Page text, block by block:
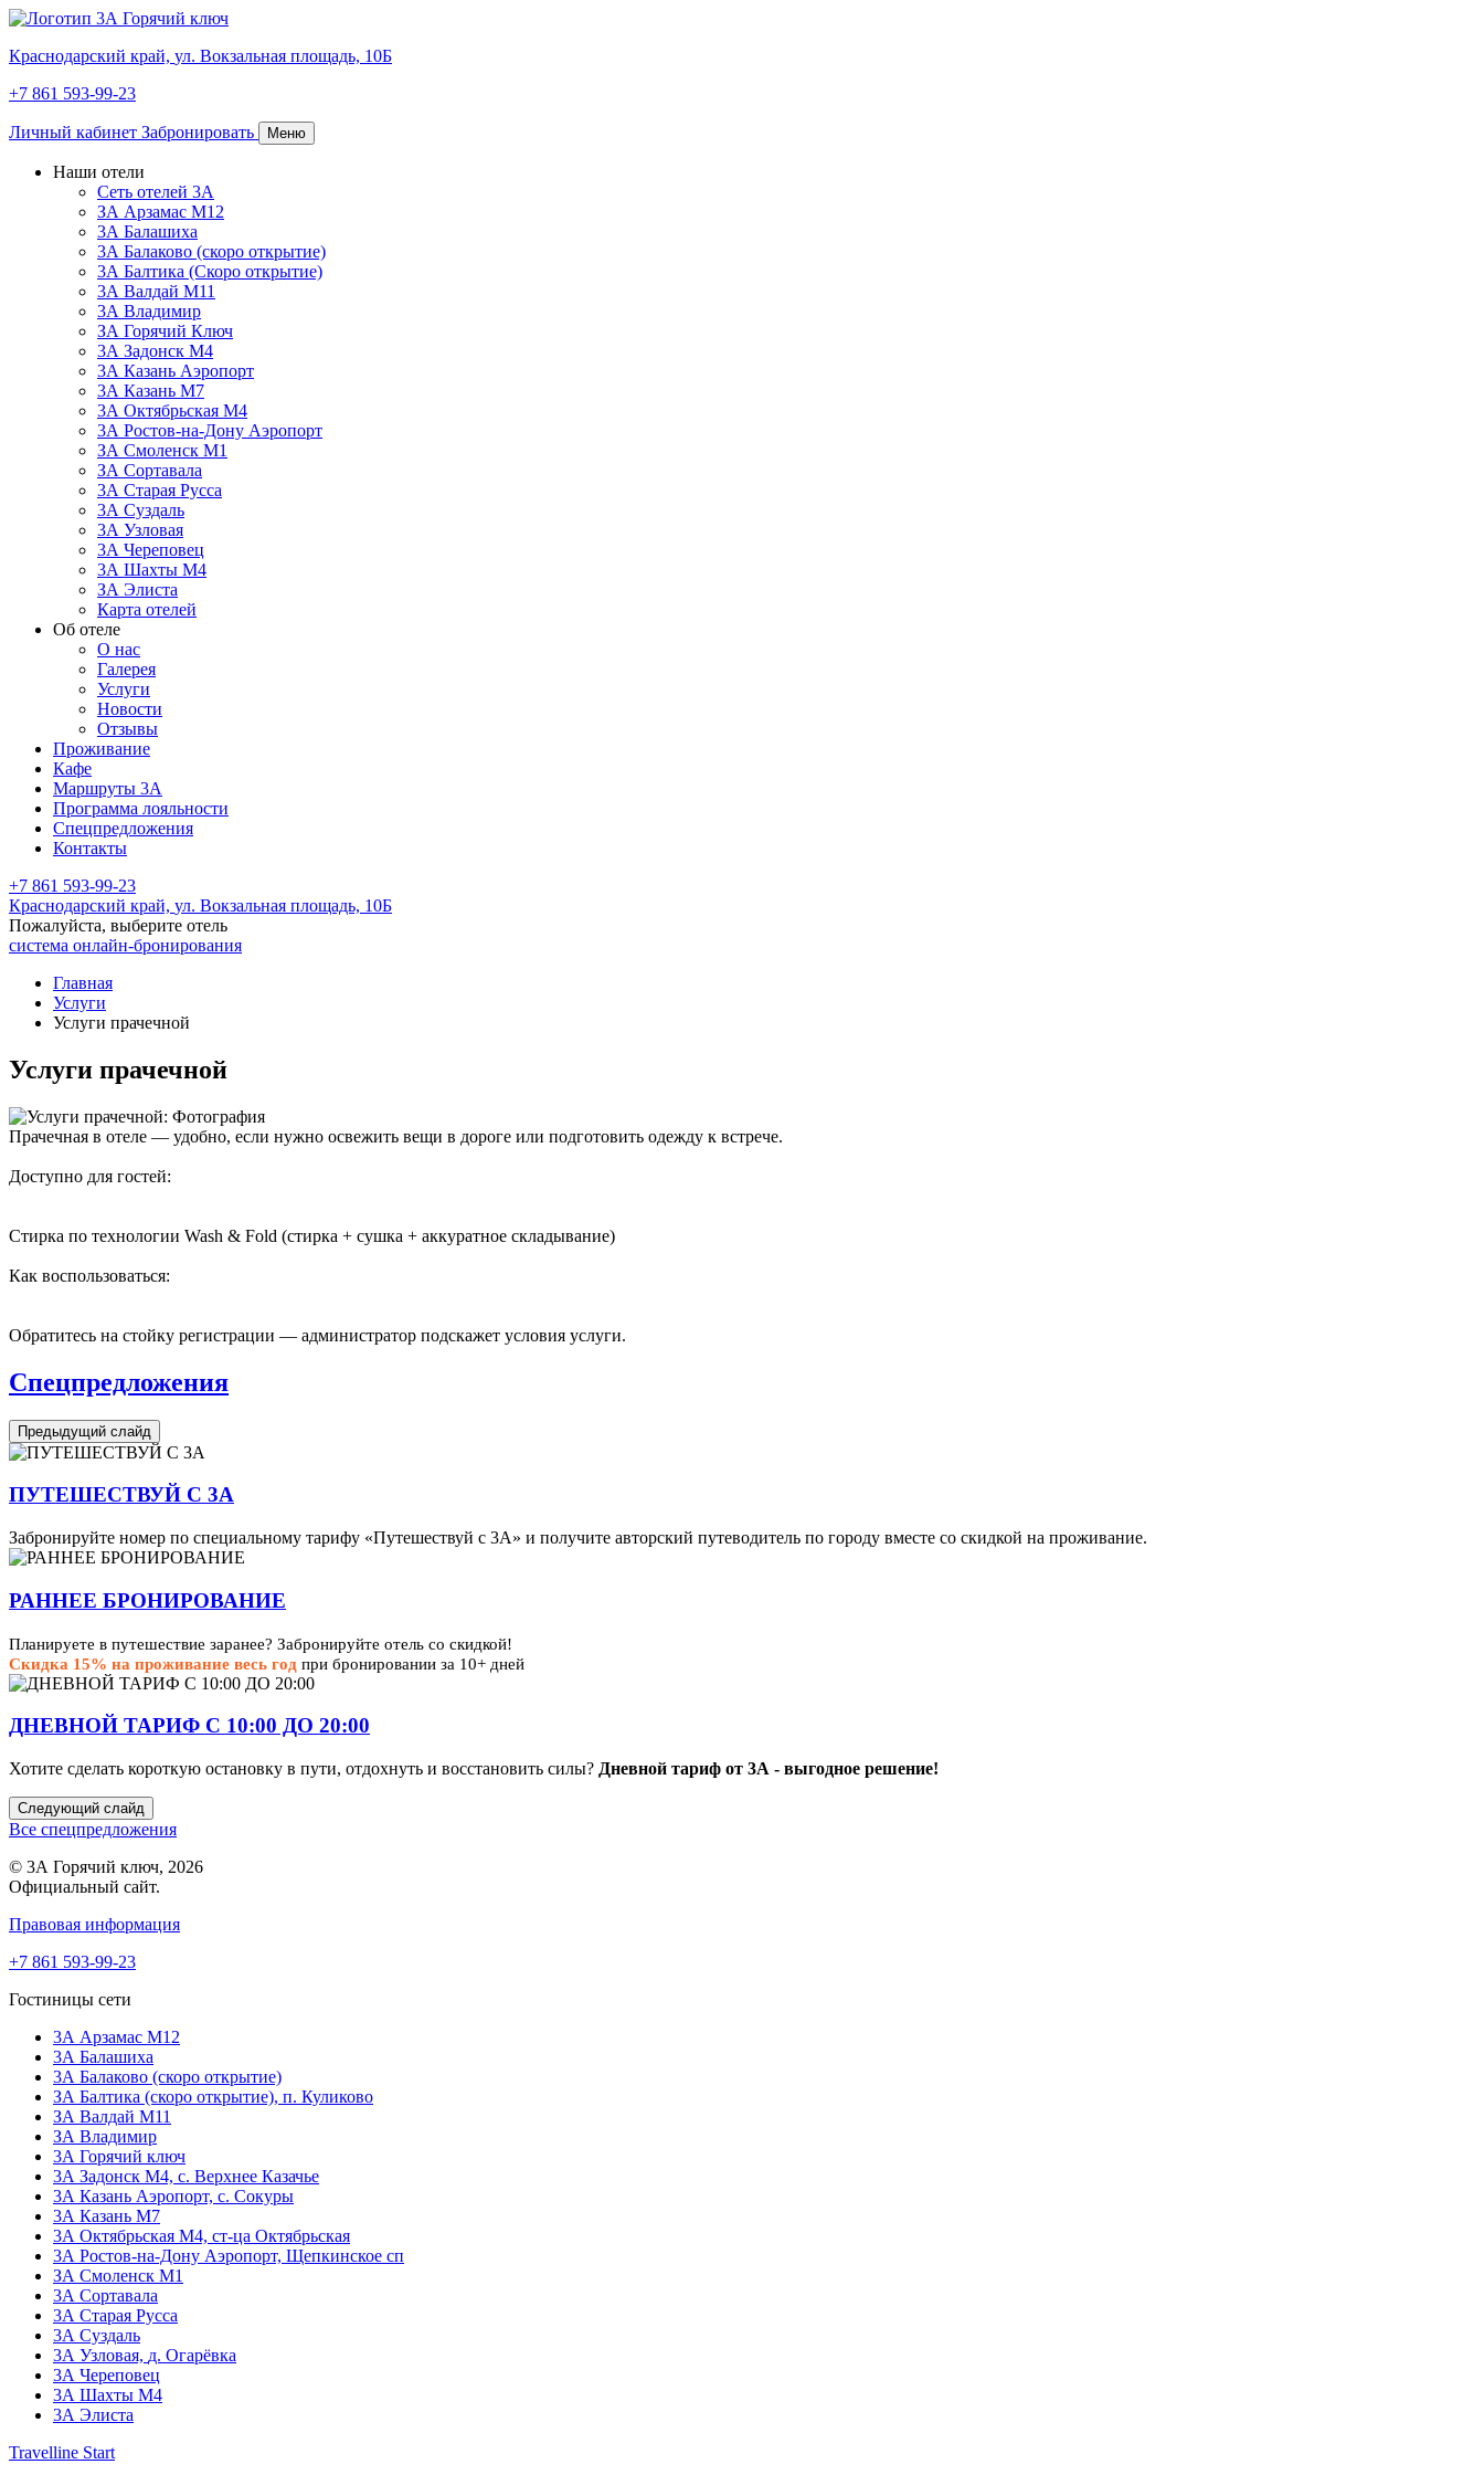
Краснодарский край, ул. Вокзальная площадь, 10Б
+7 861 593-99-23
Личный кабинет Забронировать Меню
Наши отели
Сеть отелей 3А
ЗА Арзамас М12
3А Балашиха
3А Балаково (скоро открытие)
3А Балтика (Скоро открытие)
3А Валдай М11
3А Владимир
ЗА Горячий Ключ
3А Задонск М4
3А Казань Аэропорт
3А Казань M7
3А Октябрьская М4
3А Ростов-на-Дону Аэропорт
ЗА Смоленск М1
ЗА Сортавала
3А Старая Русса
3А Суздаль
3А Узловая
3А Череповец
3А Шахты М4
ЗА Элиста
Карта отелей
Об отеле
О нас
Галерея
Услуги
Новости
Отзывы
Проживание
Кафе
Маршруты 3А
Программа лояльности
Спецпредложения
Контакты
+7 861 593-99-23
Краснодарский край, ул. Вокзальная площадь, 10Б
Пожалуйста, выберите отель
система онлайн-бронирования
Главная
Услуги
Услуги прачечной
Услуги прачечной
Прачечная в отеле — удобно, если нужно освежить вещи в дороге или подготовить одежду к встрече.
Доступно для гостей:
Стирка по технологии Wash & Fold (стирка + сушка + аккуратное складывание)
Как воспользоваться:
Обратитесь на стойку регистрации — администратор подскажет условия услуги.
Спецпредложения
Предыдущий слайд
ПУТЕШЕСТВУЙ С 3А
Забронируйте номер по специальному тарифу «Путешествуй с 3А» и получите авторский путеводитель по городу вместе со скидкой на проживание.
РАННЕЕ БРОНИРОВАНИЕ
Планируете в путешествие заранее? Забронируйте отель со скидкой!
Скидка 15% на проживание весь год при бронировании за 10+ дней
ДНЕВНОЙ ТАРИФ С 10:00 ДО 20:00
Хотите сделать короткую остановку в пути, отдохнуть и восстановить силы? Дневной тариф от 3А - выгодное решение!
Следующий слайд
Все спецпредложения
© 3А Горячий ключ, 2026
Официальный сайт.
Правовая информация
+7 861 593-99-23
Гостиницы сети
3А Арзамас М12
3А Балашиха
3А Балаково (скоро открытие)
ЗА Балтика (скоро открытие), п. Куликово
ЗА Валдай M11
ЗА Владимир
3А Горячий ключ
3А Задонск М4, с. Верхнее Казачье
3А Казань Аэропорт, с. Сокуры
3А Казань М7
3А Октябрьская М4, ст-ца Октябрьская
3А Ростов-на-Дону Аэропорт, Щепкинское сп
ЗА Смоленск М1
3А Сортавала
3А Старая Русса
3А Суздаль
3А Узловая, д. Огарёвка
3А Череповец
3А Шахты М4
3А Элиста
Travelline Start